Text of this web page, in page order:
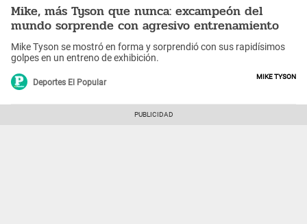
Mike, más Tyson que nunca: excampeón del
mundo sorprende con agresivo entrenamiento
Mike Tyson se mostró en forma y sorprendió con sus rapidísimos
golpes en un entreno de exhibición.
Deportes El Popular
Mike Tyson